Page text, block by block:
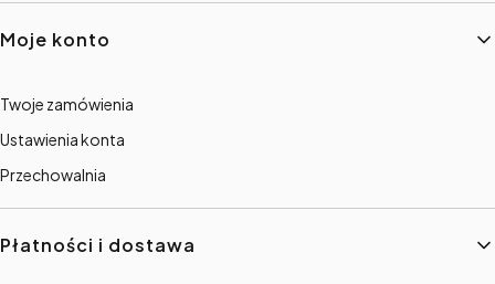
Linki w stopce
Moje konto
Twoje zamówienia
Ustawienia konta
Przechowalnia
Płatności i dostawa